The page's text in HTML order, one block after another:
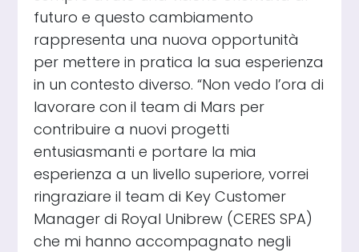
futuro e questo cambiamento
rappresenta una nuova opportunità
per mettere in pratica la sua esperienza
in un contesto diverso. “Non vedo l’ora di
lavorare con il team di Mars per
contribuire a nuovi progetti
entusiasmanti e portare la mia
esperienza a un livello superiore, vorrei
ringraziare il team di Key Customer
Manager di Royal Unibrew (CERES SPA)
che mi hanno accompagnato negli